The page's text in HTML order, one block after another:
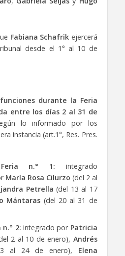
Fabiana Schafrik ejercerá
desde el 1° al 10 de
durante la Feria
entre los días 2 al 31 de
lo informado por los
instancia (art.1°, Res. Pres.
Feria n.° 1: integrado
María Rosa Cilurzo (del 2 al
Petrella (del 13 al 17
Mántaras (del 20 al 31 de
n.° 2: integrado por Patricia
2 al 10 de enero), Andrés
al 24 de enero), Elena